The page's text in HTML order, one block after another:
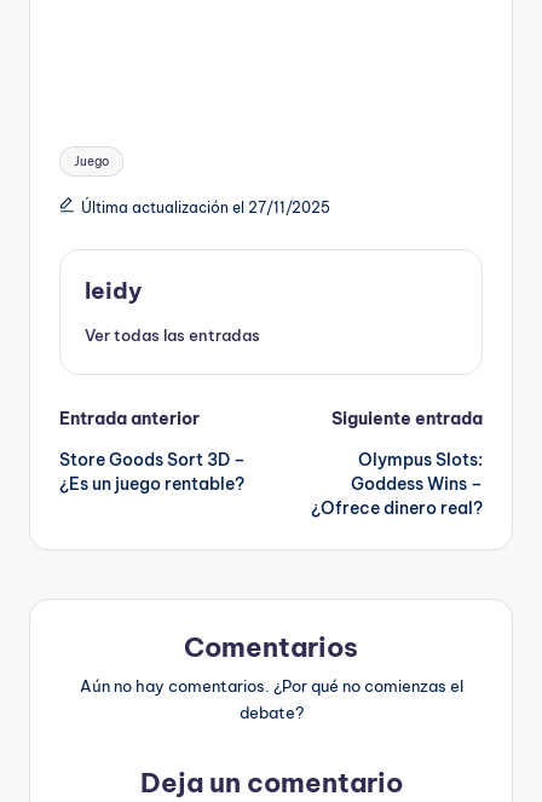
Etiquetas:
Juego
Última actualización el 27/11/2025
leidy
Ver todas las entradas
Navegación
de
Entrada anterior
Store Goods Sort 3D –
¿Es un juego rentable?
Siguiente entrada
Olympus Slots:
Goddess Wins –
¿Ofrece dinero real?
Comentarios
Aún no hay comentarios. ¿Por qué no comienzas el
debate?
Deja un comentario